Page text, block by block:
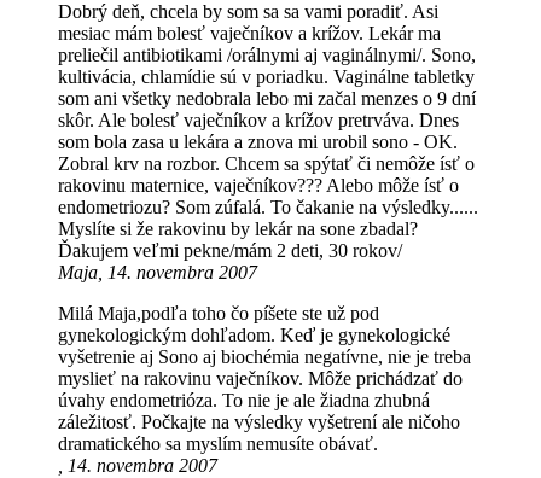
Dobrý deň, chcela by som sa sa vami poradiť. Asi
mesiac mám bolesť vaječníkov a krížov. Lekár ma
preliečil antibiotikami /orálnymi aj vaginálnymi/. Sono,
kultivácia, chlamídie sú v poriadku. Vaginálne tabletky
som ani všetky nedobrala lebo mi začal menzes o 9 dní
skôr. Ale bolesť vaječníkov a krížov pretrváva. Dnes
som bola zasa u lekára a znova mi urobil sono - OK.
Zobral krv na rozbor. Chcem sa spýtať či nemôže ísť o
rakovinu maternice, vaječníkov??? Alebo môže ísť o
endometriozu? Som zúfalá. To čakanie na výsledky......
Myslíte si že rakovinu by lekár na sone zbadal?
Ďakujem veľmi pekne/mám 2 deti, 30 rokov/
Maja, 14. novembra 2007
Milá Maja,podľa toho čo píšete ste už pod
gynekologickým dohľadom. Keď je gynekologické
vyšetrenie aj Sono aj biochémia negatívne, nie je treba
myslieť na rakovinu vaječníkov. Môže prichádzať do
úvahy endometrióza. To nie je ale žiadna zhubná
záležitosť. Počkajte na výsledky vyšetrení ale ničoho
dramatického sa myslím nemusíte obávať.
, 14. novembra 2007